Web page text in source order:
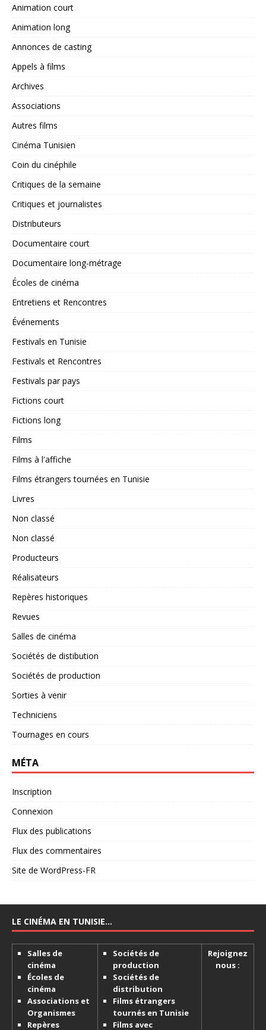
Animation court
Animation long
Annonces de casting
Appels à films
Archives
Associations
Autres films
Cinéma Tunisien
Coin du cinéphile
Critiques de la semaine
Critiques et journalistes
Distributeurs
Documentaire court
Documentaire long-métrage
Écoles de cinéma
Entretiens et Rencontres
Événements
Festivals en Tunisie
Festivals et Rencontres
Festivals par pays
Fictions court
Fictions long
Films
Films à l'affiche
Films étrangers tournées en Tunisie
Livres
Non classé
Non classé
Producteurs
Réalisateurs
Repères historiques
Revues
Salles de cinéma
Sociétés de distibution
Sociétés de production
Sorties à venir
Techniciens
Tournages en cours
MÉTA
Inscription
Connexion
Flux des publications
Flux des commentaires
Site de WordPress-FR
LE CINÉMA EN TUNISIE…
Salles de
cinéma
Écoles de
cinéma
Associations et
Organismes
Repères
Sociétés de
production
Sociétés de
distribution
Films étrangers
tournés en Tunisie
Films avec
Rejoignez
nous :